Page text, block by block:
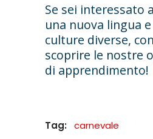
Se sei interessato
una nuova lingua
culture diverse,
scoprire le nostre
di apprendimento!
Tag:
carnevale